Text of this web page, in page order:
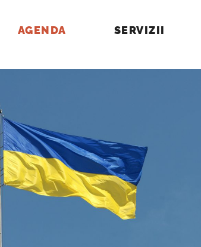
AGENDA SERVIZII